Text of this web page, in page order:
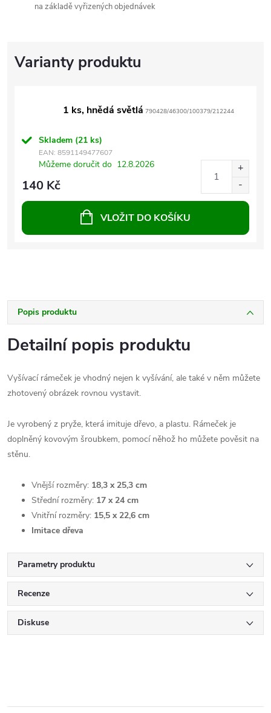
na základě vyřizených objednávek
1 ks, hnědá světlá 790428/46300/100379/212244
Skladem (21 ks)
EAN: 8591149477607
Můžeme doručit do 12.8.2026
140 Kč
VLOŽIT DO KOŠÍKU
Popis produktu
Detailní popis produktu
Vyšívací rámeček je vhodný nejen k vyšívání, ale také v něm můžete
zhotovený obrázek rovnou vystavit.
Je vyrobený z pryže, která imituje dřevo, a plastu. Rámeček je
doplněný kovovým šroubkem, pomocí něhož ho můžete pověsit na
stěnu.
Vnější rozměry: 18,3 x 25,3 cm
Střední rozměry: 17 x 24 cm
Vnitřní rozměry: 15,5 x 22,6 cm
Imitace dřeva
Parametry produktu
Recenze
Diskuse